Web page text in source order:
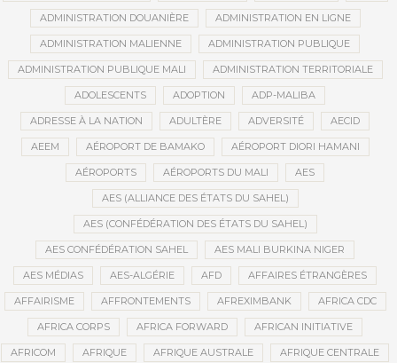
ADMINISTRATION DOUANIÈRE ADMINISTRATION EN LIGNE
ADMINISTRATION MALIENNE ADMINISTRATION PUBLIQUE
ADMINISTRATION PUBLIQUE MALI ADMINISTRATION TERRITORIALE
ADOLESCENTS ADOPTION ADP-MALIBA
ADRESSE À LA NATION ADULTÈRE ADVERSITÉ AECID
AEEM AÉROPORT DE BAMAKO AÉROPORT DIORI HAMANI
AÉROPORTS AÉROPORTS DU MALI AES
AES (ALLIANCE DES ÉTATS DU SAHEL)
AES (CONFÉDÉRATION DES ÉTATS DU SAHEL)
AES CONFÉDÉRATION SAHEL AES MALI BURKINA NIGER
AES MÉDIAS AES-ALGÉRIE AFD AFFAIRES ÉTRANGÈRES
AFFAIRISME AFFRONTEMENTS AFREXIMBANK AFRICA CDC
AFRICA CORPS AFRICA FORWARD AFRICAN INITIATIVE
AFRICOM AFRIQUE AFRIQUE AUSTRALE AFRIQUE CENTRALE